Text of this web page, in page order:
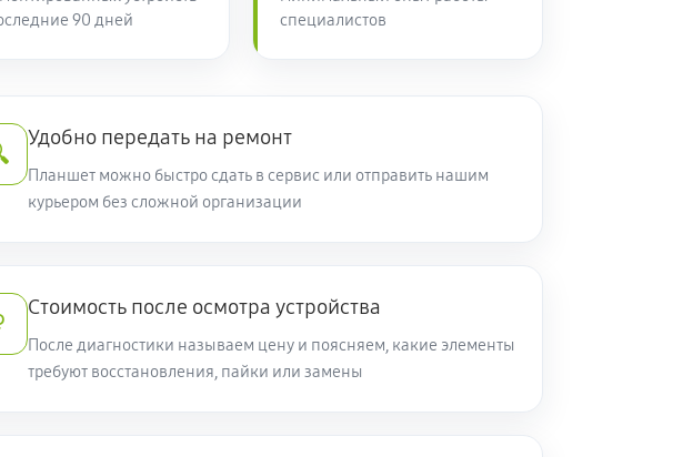
90 дней
специалистов
Удобно передать на ремонт
Планшет можно быстро сдать в сервис или отправить нашим
курьером без сложной организации
Стоимость после осмотра устройства
После диагностики называем цену и поясняем, какие элементы
требуют восстановления, пайки или замены